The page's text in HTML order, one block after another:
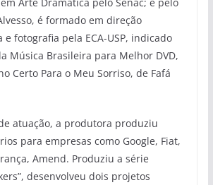
é formado em direção
fotografia pela ECA-USP, indicado
Música Brasileira para Melhor DVD,
Certo Para o Meu Sorriso, de Fafá
atuação, a produtora produziu
para empresas como Google, Fiat,
Amend. Produziu a série
desenvolveu dois projetos